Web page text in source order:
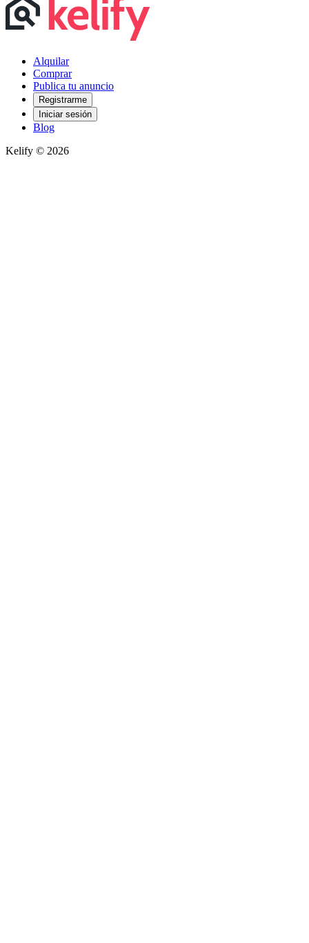
Alquilar
Comprar
Publica tu anuncio
Registrarme
Iniciar sesión
Blog
Kelify © 2026